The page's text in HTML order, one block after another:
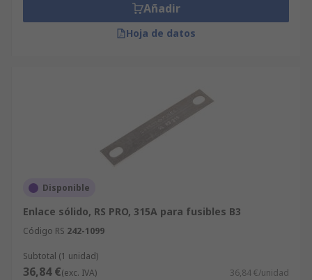
Añadir
Hoja de datos
Disponible
Enlace sólido, RS PRO, 315A para fusibles B3
Código RS 242-1099
Subtotal (1 unidad)
36,84 €(exc. IVA) 36,84 €/unidad